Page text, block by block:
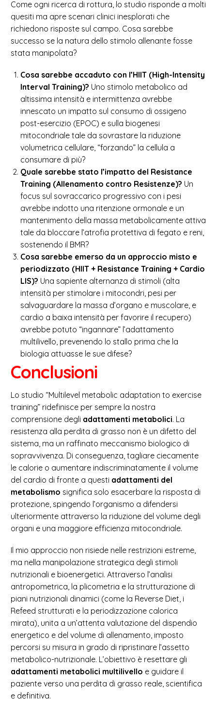
Come ogni ricerca di rottura, lo studio risponde a molti
quesiti ma apre scenari clinici inesplorati che
richiedono risposte sul campo. Cosa sarebbe
successo se la natura dello stimolo allenante fosse
stata manipolata?
Cosa sarebbe accaduto con l’HIIT (High-Intensity
Interval Training)? Uno stimolo metabolico ad
altissima intensità e intermittenza avrebbe
innescato un impatto sul consumo di ossigeno
post-esercizio (EPOC) e sulla biogenesi
mitocondriale tale da sovrastare la riduzione
volumetrica cellulare, “forzando” la cellula a
consumare di più?
Quale sarebbe stato l’impatto del Resistance
Training (Allenamento contro Resistenze)? Un
focus sul sovraccarico progressivo con i pesi
avrebbe indotto una ritenzione ormonale e un
mantenimento della massa metabolicamente attiva
tale da bloccare l’atrofia protettiva di fegato e reni,
sostenendo il BMR?
Cosa sarebbe emerso da un approccio misto e
periodizzato (HIIT + Resistance Training + Cardio
LIS)? Una sapiente alternanza di stimoli (alta
intensità per stimolare i mitocondri, pesi per
salvaguardare la massa d’organo e muscolare, e
cardio a baixa intensità per favorire il recupero)
avrebbe potuto “ingannare” l’adattamento
multilivello, prevenendo lo stallo prima che la
biologia attuasse le sue difese?
Conclusioni
Lo studio “Multilevel metabolic adaptation to exercise
training” ridefinisce per sempre la nostra
comprensione degli adattamenti metabolici. La
resistenza alla perdita di grasso non è un difetto del
sistema, ma un raffinato meccanismo biologico di
sopravvivenza. Di conseguenza, tagliare ciecamente
le calorie o aumentare indiscriminatamente il volume
del cardio di fronte a questi adattamenti del
metabolismo significa solo esacerbare la risposta di
protezione, spingendo l’organismo a difendersi
ulteriormente attraverso la riduzione del volume degli
organi e una maggiore efficienza mitocondriale.
Il mio approccio non risiede nelle restrizioni estreme,
ma nella manipolazione strategica degli stimoli
nutrizionali e bioenergetici. Attraverso l’analisi
antropometrica, la plicometria e la strutturazione di
piani nutrizionali dinamici (come la Reverse Diet, i
Refeed strutturati e la periodizzazione calorica
mirata), unita a un’attenta valutazione del dispendio
energetico e del volume di allenamento, imposto
percorsi su misura in grado di ripristinare l’assetto
metabolico-nutrizionale. L’obiettivo è resettare gli
adattamenti metabolici multilivello e guidare il
paziente verso una perdita di grasso reale, scientifica
e definitiva.